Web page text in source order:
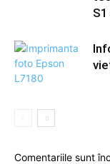
Comentariile sunt